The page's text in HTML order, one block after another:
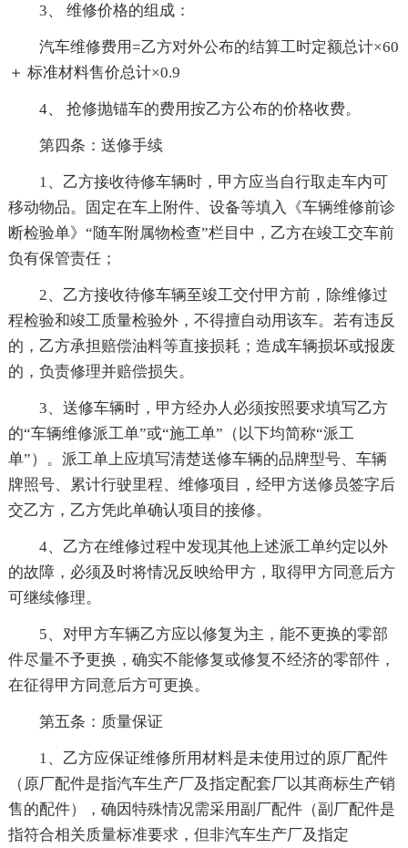
3、 维修价格的组成：
汽车维修费用=乙方对外公布的结算工时定额总计×60
＋ 标准材料售价总计×0.9
4、 抢修抛锚车的费用按乙方公布的价格收费。
第四条：送修手续
1、乙方接收待修车辆时，甲方应当自行取走车内可
移动物品。固定在车上附件、设备等填入《车辆维修前诊
断检验单》“随车附属物检查”栏目中，乙方在竣工交车前
负有保管责任；
2、乙方接收待修车辆至竣工交付甲方前，除维修过
程检验和竣工质量检验外，不得擅自动用该车。若有违反
的，乙方承担赔偿油料等直接损耗；造成车辆损坏或报废
的，负责修理并赔偿损失。
3、送修车辆时，甲方经办人必须按照要求填写乙方
的“车辆维修派工单”或“施工单”（以下均简称“派工
单”）。派工单上应填写清楚送修车辆的品牌型号、车辆
牌照号、累计行驶里程、维修项目，经甲方送修员签字后
交乙方，乙方凭此单确认项目的接修。
4、乙方在维修过程中发现其他上述派工单约定以外
的故障，必须及时将情况反映给甲方，取得甲方同意后方
可继续修理。
5、对甲方车辆乙方应以修复为主，能不更换的零部
件尽量不予更换，确实不能修复或修复不经济的零部件，
在征得甲方同意后方可更换。
第五条：质量保证
1、乙方应保证维修所用材料是未使用过的原厂配件
（原厂配件是指汽车生产厂及指定配套厂以其商标生产销
售的配件），确因特殊情况需采用副厂配件（副厂配件是
指符合相关质量标准要求，但非汽车生产厂及指定